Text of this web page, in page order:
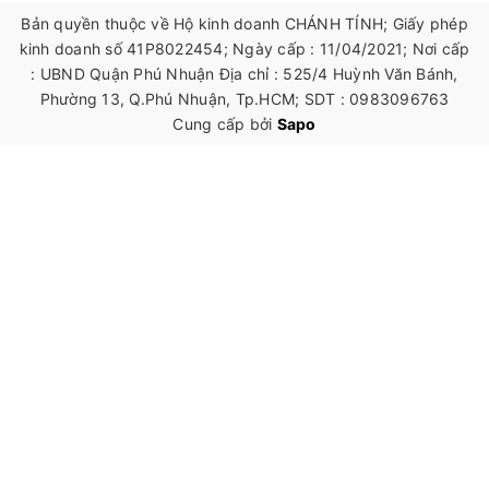
Bản quyền thuộc về Hộ kinh doanh CHÁNH TÍNH; Giấy phép
kinh doanh số 41P8022454; Ngày cấp : 11/04/2021; Nơi cấp
: UBND Quận Phú Nhuận Địa chỉ : 525/4 Huỳnh Văn Bánh,
Phường 13, Q.Phú Nhuận, Tp.HCM; SDT : 0983096763
Cung cấp bởi Sapo